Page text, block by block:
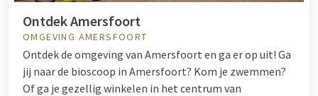
Ontdek Amersfoort
OMGEVING AMERSFOORT
Ontdek de omgeving van Amersfoort en ga er op uit! Ga
jij naar de bioscoop in Amersfoort? Kom je zwemmen?
Of ga je gezellig winkelen in het centrum van